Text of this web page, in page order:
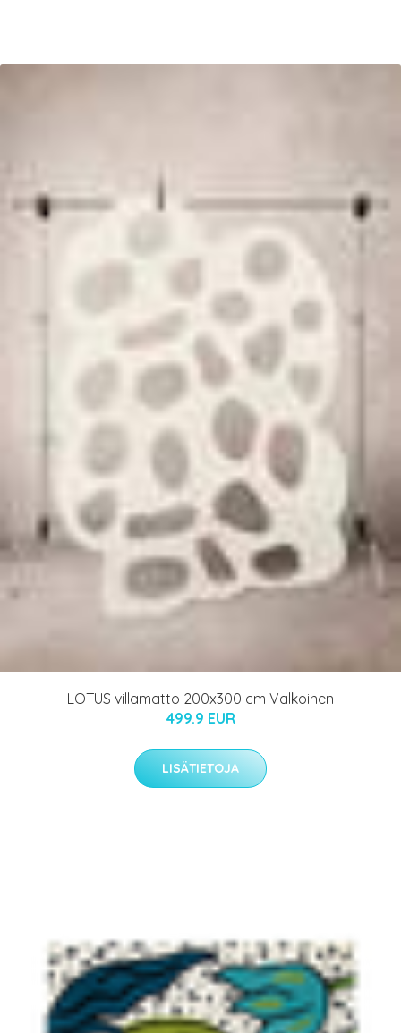
LOTUS villamatto 200x300 cm Valkoinen
499.9 EUR
LISÄTIETOJA